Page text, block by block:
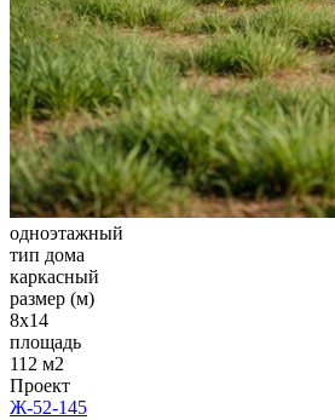
одноэтажный
тип дома
каркасный
размер (м)
8x14
площадь
112 м2
Проект
Ж-52-145